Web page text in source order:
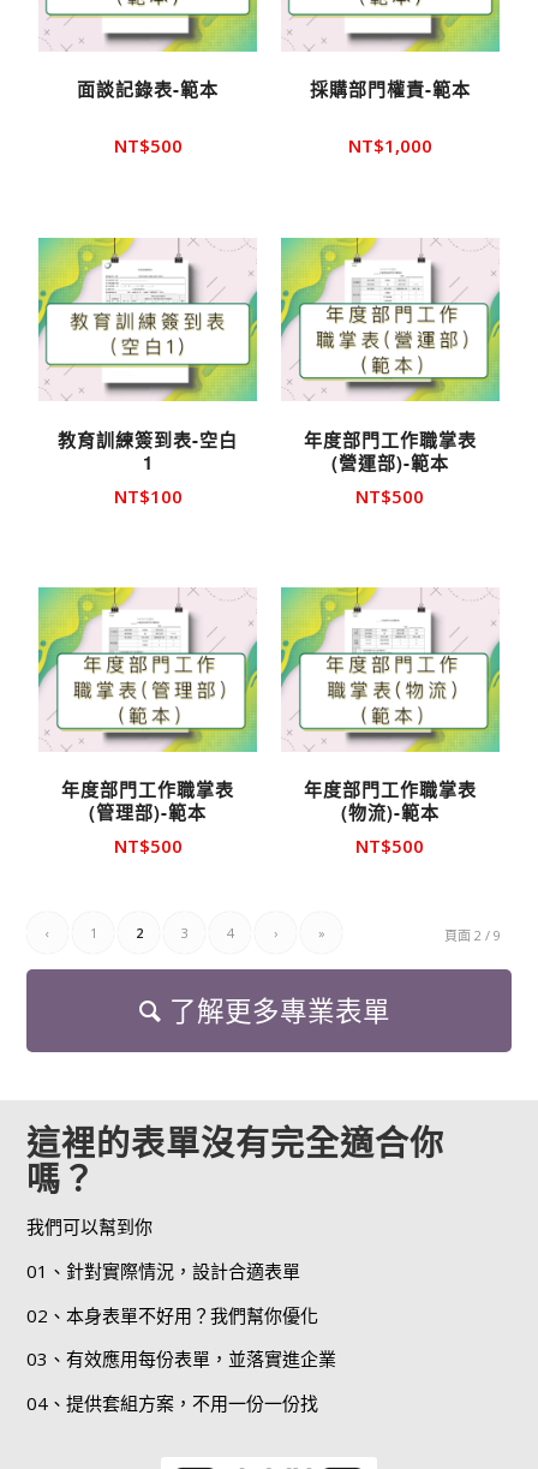
面談記錄表-範本
NT$500
採購部門權責-範本
NT$1,000
教育訓練簽到表-空白
1
NT$100
年度部門工作職掌表
(營運部)-範本
NT$500
年度部門工作職掌表
(管理部)-範本
NT$500
年度部門工作職掌表
(物流)-範本
NT$500
頁面 2 / 9
‹ 1 2 3 4 › »
了解更多專業表單
這裡的表單沒有完全適合你
嗎？
我們可以幫到你
01、針對實際情況，設計合適表單
02、本身表單不好用？我們幫你優化
03、有效應用每份表單，並落實進企業
04、提供套組方案，不用一份一份找